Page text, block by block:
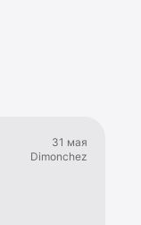
31 мая
Dimonchez